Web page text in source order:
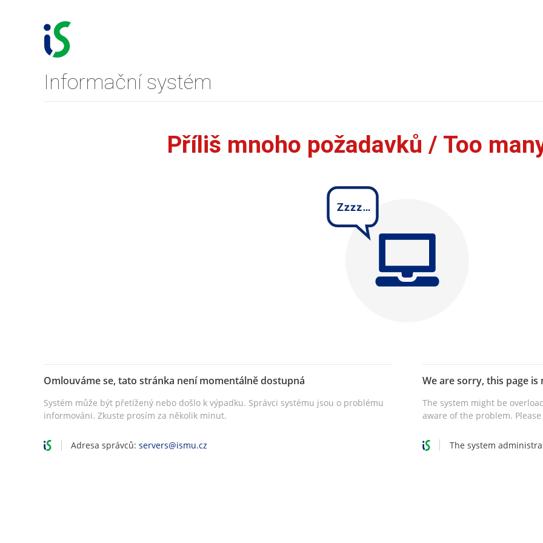
Informační systém
Příliš mnoho požadavků / Too
Omlouváme se, tato stránka není momentálně dostupná
Systém může být přetížený nebo došlo k výpadku. Správci systému jsou o problému
informováni. Zkuste prosím za několik minut.
We are sorry, this page
The system might be
aware of the problem.
Adresa správců:servers@ismu.cz The system